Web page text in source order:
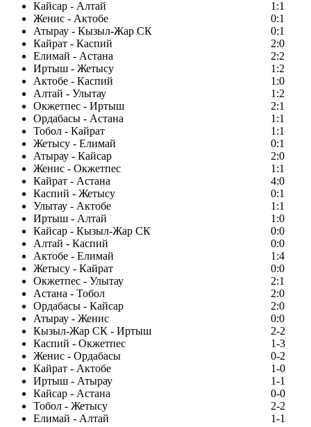
Кайсар - Алтай
1:1
Женис - Актобе
0:1
Атырау - Кызыл-Жар СК
0:1
Кайрат - Каспий
2:0
Елимай - Астана
2:2
Иртыш - Жетысу
1:2
Актобе - Каспий
1:0
Алтай - Улытау
1:2
Окжетпес - Иртыш
2:1
Ордабасы - Астана
1:1
Тобол - Кайрат
1:1
Жетысу - Елимай
0:1
Атырау - Кайсар
2:0
Женис - Окжетпес
1:1
Кайрат - Астана
4:0
Каспий - Жетысу
0:1
Улытау - Актобе
1:1
Иртыш - Алтай
1:0
Кайсар - Кызыл-Жар СК
0:0
Алтай - Каспий
0:0
Актобе - Елимай
1:4
Жетысу - Кайрат
0:0
Окжетпес - Улытау
2:1
Астана - Тобол
2:0
Ордабасы - Кайсар
2:0
Атырау - Женис
0:0
Кызыл-Жар СК - Иртыш
2-2
Каспий - Окжетпес
1-3
Женис - Ордабасы
0-2
Кайрат - Актобе
1-0
Иртыш - Атырау
1-1
Кайсар - Астана
0-0
Тобол - Жетысу
2-2
Елимай - Алтай
1-1